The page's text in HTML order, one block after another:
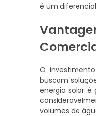
é um
O
buscam
energia solar é
volumes de